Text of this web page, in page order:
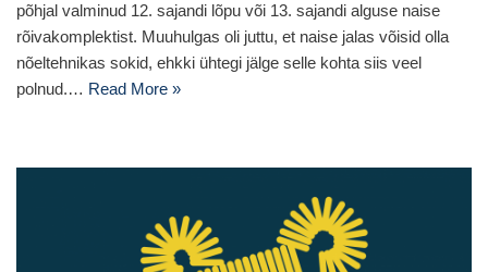
põhjal valminud 12. sajandi lõpu või 13. sajandi alguse naise
rõivakomplektist. Muuhulgas oli juttu, et naise jalas võisid olla
nõeltehnikas sokid, ehkki ühtegi jälge selle kohta siis veel
polnud.… Read More »